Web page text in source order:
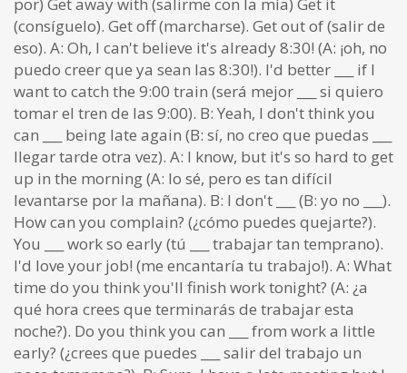
por) Get away with (salirme con la mía) Get it
(consíguelo). Get off (marcharse). Get out of (salir de
eso). A: Oh, I can't believe it's already8:30! (A: ¡oh, no
puedo creer que ya sean las 8:30!). I'd better ___ if I
want to catch the 9:00 train (será mejor ___ si quiero
tomar el tren de las 9:00). B: Yeah, I don't think you
can ___ being late again (B: sí, no creo que puedas ___
llegar tarde otra vez). A: I know, but it's so hard to get
up in the morning (A: lo sé, pero es tan difícil
levantarse por la mañana). B: I don't ___ (B: yo no ___).
How can you complain? (¿cómo puedes quejarte?).
You ___ work so early (tú ___ trabajar tan temprano).
I'd love your job! (me encantaría tu trabajo!). A: What
time do you think you'll finish work tonight? (A: ¿a
qué hora crees que terminarás de trabajar esta
noche?). Do you think you can ___ from work a little
early? (¿crees que puedes ___ salir del trabajo un